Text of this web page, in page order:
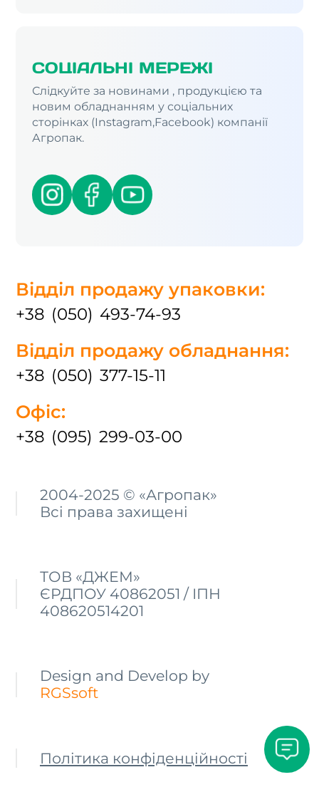
СОЦІАЛЬНІ МЕРЕЖІ
Слідкуйте за новинами , продукцією та
новим обладнанням у соціальних
сторінках (Instagram,Facebook) компанії
Агропак.
Відділ продажу упаковки:
+38 (050) 493-74-93
Відділ продажу обладнання:
+38 (050) 377-15-11
Офіс:
+38 (095) 299-03-00
2004-2025 © «Агропак»
Всі права захищені
ТОВ «ДЖЕМ»
ЄРДПОУ 40862051 / ІПН
408620514201
Design and Develop by
RGSsoft
Політика конфіденційності